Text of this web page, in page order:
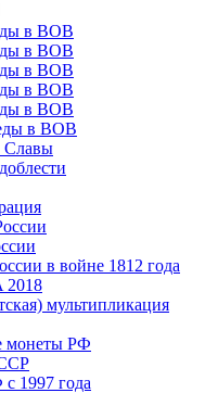
в ВОВ
в ВОВ
в ВОВ
в ВОВ
в ВОВ
в ВОВ
Славы
в войне 1812 года
2018
мультипликация
монеты РФ
1997 года